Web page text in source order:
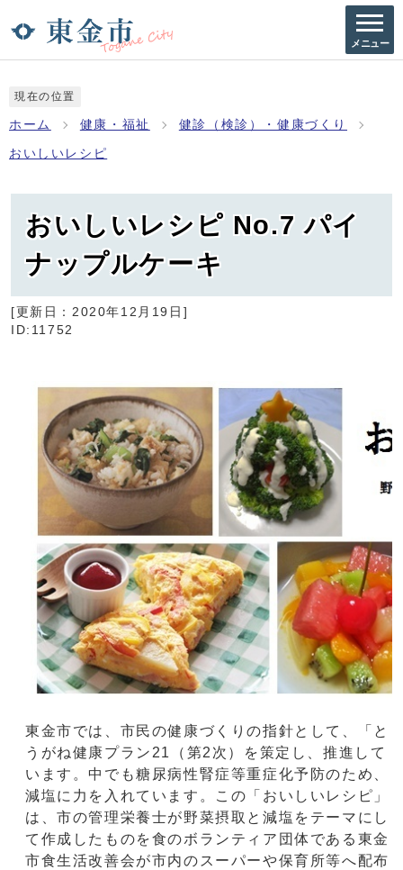
メニュー
現在の位置
ホーム 健康・福祉 健診（検診）・健康づくり
おいしいレシピ
おいしいレシピ No.7 パイ
ナップルケーキ
[更新日： 2020年12月19日 ]
ID:11752
東金市では、市民の健康づくりの指針として、「と
うがね健康プラン21（第2次）を策定し、推進して
います。中でも糖尿病性腎症等重症化予防のため、
減塩に力を入れています。この「おいしいレシピ」
は、市の管理栄養士が野菜摂取と減塩をテーマにし
て作成したものを食のボランティア団体である東金
市食生活改善会が市内のスーパーや保育所等へ配布